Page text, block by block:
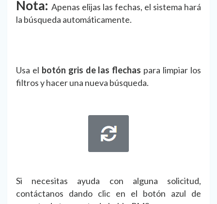
Nota: Apenas elijas las fechas, el sistema hará
la búsqueda automáticamente.
Usa el botón gris de las flechas para limpiar los
filtros y hacer una nueva búsqueda.
Si necesitas ayuda con alguna solicitud,
contáctanos dando clic en el botón azul de